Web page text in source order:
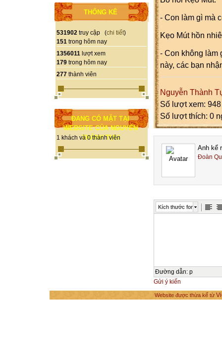
THỐNG KÊ
531902 truy cập (chi tiết)
151 trong hôm nay
1356011 lượt xem
179 trong hôm nay
277 thành viên
ĐANG CÓ MẶT TẠI
WEBSITE CỦA NGUYỄN
THÀNH TỰU
1 khách và 0 thành viên
- Con làm gì mà
Kẹo Mút hồn
- Con không làm
này, các bạn
Nguyễn Thành
Số lượt xem: 948
Số lượt thích: 0
Anh kể
Đoàn
Kích thước font
Đường dẫn: p
Gửi ý kiến
Website được thừa kế từ